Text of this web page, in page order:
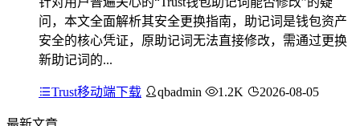
问，本文全面解析其安全更换指南，助记词是钱包资产
安全的核心凭证，原助记词无法直接修改，需通过更换
新助记词的...
Trust移动端下载 qbadmin 1.2K 2026-08-05